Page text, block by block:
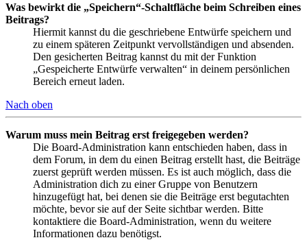
Was bewirkt die „Speichern“-Schaltfläche beim Schreiben eines
Beitrags?
Hiermit kannst du die geschriebene Entwürfe speichern und
zu einem späteren Zeitpunkt vervollständigen und absenden.
Den gesicherten Beitrag kannst du mit der Funktion
„Gespeicherte Entwürfe verwalten“ in deinem persönlichen
Bereich erneut laden.
Nach oben
Warum muss mein Beitrag erst freigegeben werden?
Die Board-Administration kann entschieden haben, dass in
dem Forum, in dem du einen Beitrag erstellt hast, die Beiträge
zuerst geprüft werden müssen. Es ist auch möglich, dass die
Administration dich zu einer Gruppe von Benutzern
hinzugefügt hat, bei denen sie die Beiträge erst begutachten
möchte, bevor sie auf der Seite sichtbar werden. Bitte
kontaktiere die Board-Administration, wenn du weitere
Informationen dazu benötigst.